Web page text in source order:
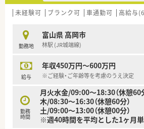
未経験可 ブランク可 車通勤可 高給与
勤務地
富山県 高岡市
林駅 (JR城端線)
給与
年収450万円～600万円
※ご経験・ご年齢等を考慮のうえ決定
勤務
時間
月火水金/09:00〜18:30（休憩60
木/08:30〜16:30（休憩60分）
土/09:00〜13:00（休憩00分）
※週40時間を平均とした1ヶ月